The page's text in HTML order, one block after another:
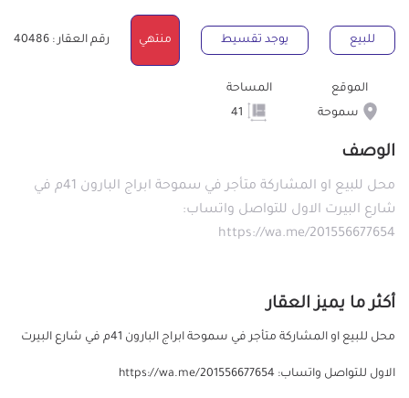
للبيع يوجد تقسيط منتهي رقم العقار : 40486
الموقع
سموحة
المساحة
الوصف
محل للبيع او المشاركة متأجر في سموحة ابراج البارون 41م في
شارع البيرت الاول للتواصل واتساب:
https://wa.me/201556677654
أكثر ما يميز العقار
محل للبيع او المشاركة متأجر في سموحة ابراج البارون 41م في شارع البيرت
الاول للتواصل واتساب: https://wa.me/201556677654